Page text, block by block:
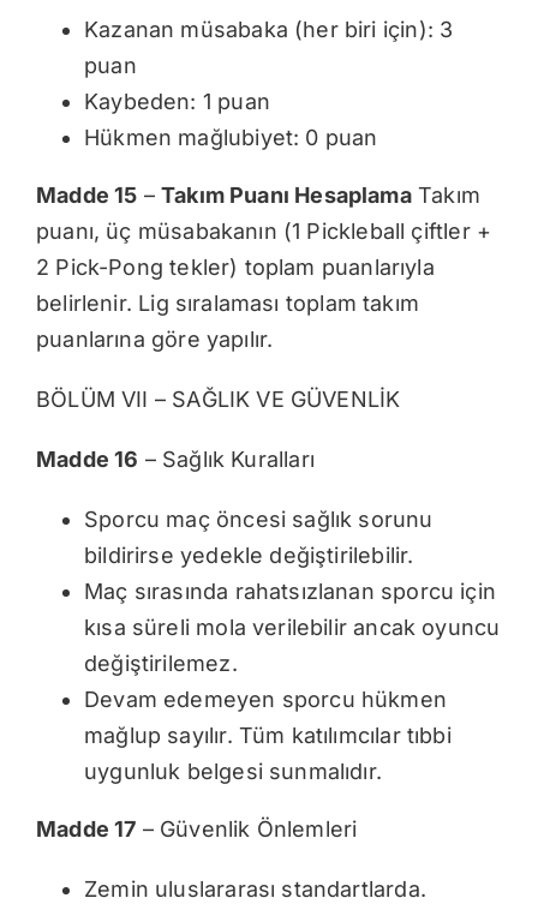
Kazanan müsabaka (her biri için): 3
puan
Kaybeden: 1 puan
Hükmen mağlubiyet: 0 puan
Madde 15 – Takım Puanı HesaplamaTakım
puanı, üç müsabakanın (1 Pickleball çiftler +
2 Pick-Pong tekler) toplam puanlarıyla
belirlenir. Lig sıralaması toplam takım
puanlarına göre yapılır.
BÖLÜM VII – SAĞLIK VE GÜVENLİK
Madde 16 – Sağlık Kuralları
Sporcu maç öncesi sağlık sorunu
bildirirse yedekle değiştirilebilir.
Maç sırasında rahatsızlanan sporcu için
kısa süreli mola verilebilir ancak oyuncu
değiştirilemez.
Devam edemeyen sporcu hükmen
mağlup sayılır. Tüm katılımcılar tıbbi
uygunluk belgesi sunmalıdır.
Madde 17 – Güvenlik Önlemleri
Zemin uluslararası standartlarda.